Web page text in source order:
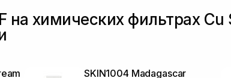
на химических фильтрах
SKIN1004 Madagascar